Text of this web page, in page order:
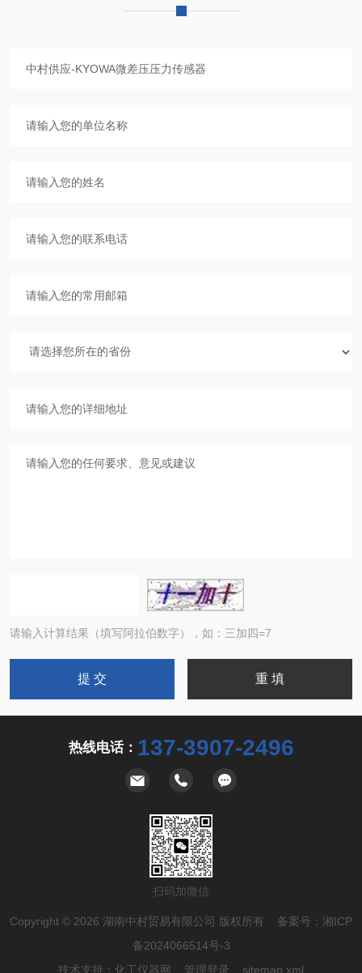
请输入计算结果（填写阿拉伯数字），如：三加四=7
热线电话： 137-3907-2496
扫码加微信
Copyright © 2026 湖南中村贸易有限公司 版权所有 备案号： 湘ICP
备2024066514号-3
技术支持： 化工仪器网 管理登录 sitemap.xml